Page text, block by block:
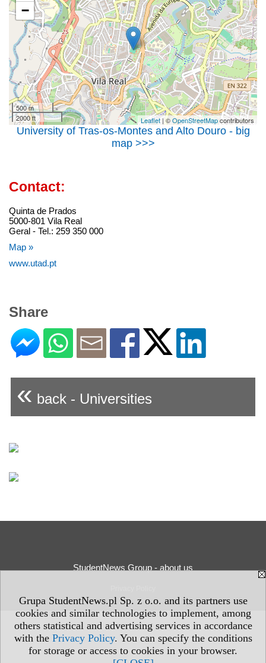
Grupa StudentNews.pl Sp. z o.o. and its partners use
cookies and similar technologies to implement, among
others statistical and advertising services in accordance
with the Privacy Policy. You can specify the conditions
for storage or access to cookies in your browser.
−
500 m
2000 ft
Leaflet| ©OpenStreetMapcontributors
University of Tras-os-Montes and Alto Douro - big
map >>>
Contact:
Quinta de Prados
5000-801 Vila Real
Geral - Tel.: 259 350 000
Map »
www.utad.pt
Share
« back - Universities
StudentNews Group - about us